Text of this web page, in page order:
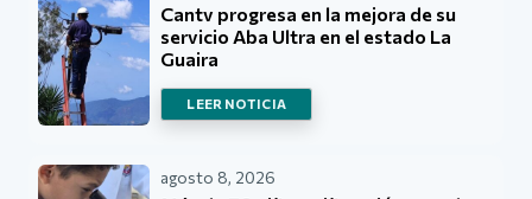
Cantv progresa en la mejora de su
servicio Aba Ultra en el estado La
Guaira
LEER NOTICIA
agosto 8, 2026